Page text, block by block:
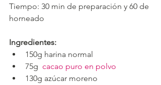
Tiempo: 30 min de preparación y 60 de
horneado
Ingredientes:
150g harina normal
75g cacao puro en polvo
130g azúcar moreno